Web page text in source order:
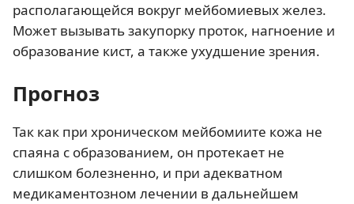
располагающейся вокруг мейбомиевых желез.
Может вызывать закупорку проток, нагноение и
образование кист, а также ухудшение зрения.
Прогноз
Так как при хроническом мейбомиите кожа не
спаяна с образованием, он протекает не
слишком болезненно, и при адекватном
медикаментозном лечении в дальнейшем